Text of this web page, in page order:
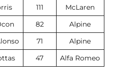
111
McLaren
82
Alpine
71
Alpine
47 Alfa Romeo